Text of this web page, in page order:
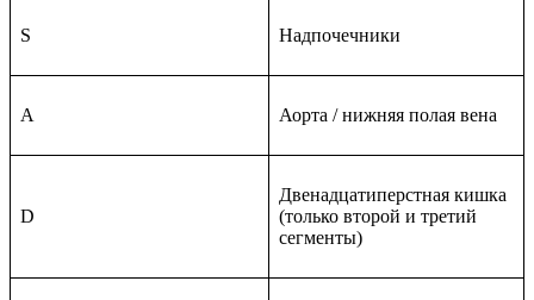
S Надпочечники
A Аорта / нижняя полая вена
D
Двенадцатиперстная кишка
(только второй и третий
сегменты)